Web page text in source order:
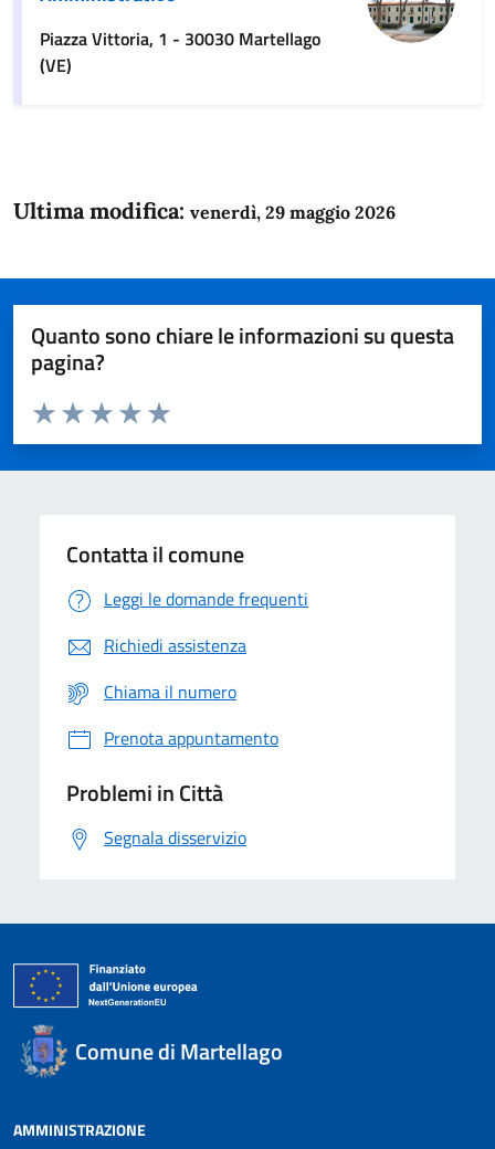
Piazza Vittoria, 1 - 30030 Martellago
(VE)
Ultima modifica: venerdì, 29 maggio 2026
Quanto sono chiare le informazioni su questa
pagina?
Domanda
Valuta da 1 a 5 stelle la pagina
Valuta 5 stelle su 5
Valuta 4 stelle su 5
Valuta 3 stelle su 5
Valuta 2 stelle su 5
Valuta 1 stelle su 5
Contatta il comune
Leggi le domande frequenti
Richiedi assistenza
Chiama il numero
Prenota appuntamento
Problemi in Città
Segnala disservizio
Comune di Martellago
AMMINISTRAZIONE